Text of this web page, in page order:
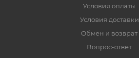
Условия оплаты
Условия доставки
Обмен и возврат
Вопрос-ответ